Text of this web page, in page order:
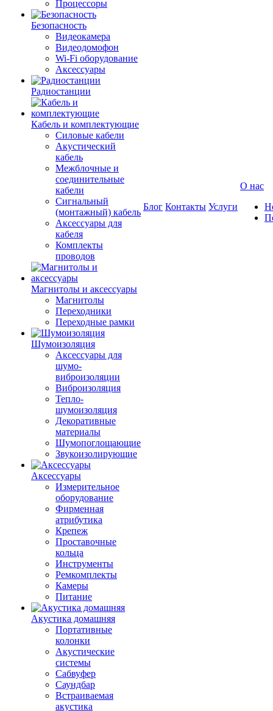
Процессоры
Безопасность
Видеокамера
Видеодомофон
Wi-Fi оборудование
Аксессуары
Радиостанции
Кабель и комплектующие
Силовые кабели
Акустический
кабель
Межблочные и
соединительные
кабели
Сигнальный
(монтажный) кабель
Аксессуары для
кабеля
Комплекты
проводов
Магнитолы и аксессуары
Магнитолы
Переходники
Переходные рамки
Шумоизоляция
Аксессуары для
шумо-
виброизоляции
Виброизоляция
Тепло-
шумоизоляция
Декоративные
материалы
Шумопоглощающие
Звукоизолирующие
Аксессуары
Измерительное
оборудование
Фирменная
атрибутика
Крепеж
Проставочные
кольца
Инструменты
Ремкомплекты
Камеры
Питание
Акустика домашняя
Портативные
колонки
Акустические
системы
Сабвуфер
Саундбар
Встраиваемая
акустика
Блог Контакты Услуги
О нас